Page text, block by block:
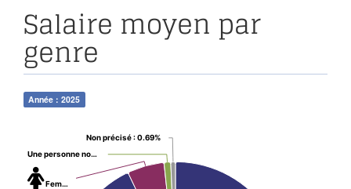
Salaire moyen par
genre
Année : 2025
Femmes
Une personne non-binaire : 0.97%
Non précisé: 0.69%